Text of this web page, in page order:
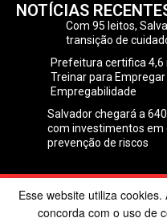
NOTÍCIAS
Com 95 leitos,
transição de
Prefeitura certifica
Treinar para
Empregabilidade
Salvador chegará a
com investimentos em
prevenção de riscos
©2024 Dia Bahia. Todos os
Esse website utiliza
concorda com o uso de